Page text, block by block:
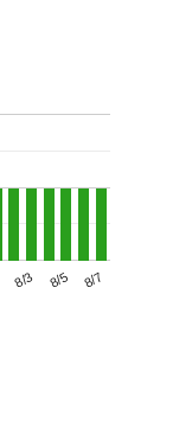
8/3 8/5 8/7